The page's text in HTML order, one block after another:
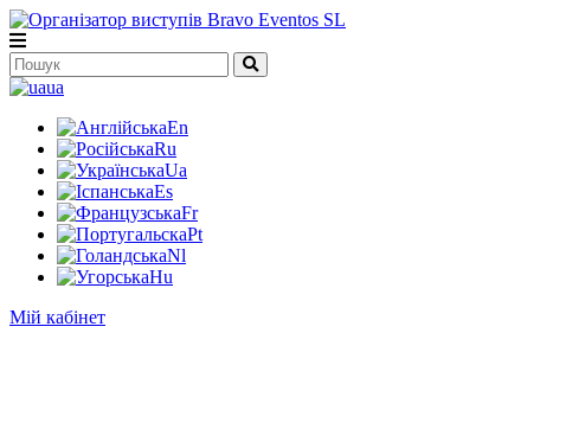
ua
En
Ru
Ua
Es
Fr
Pt
Nl
Hu
Мій кабінет